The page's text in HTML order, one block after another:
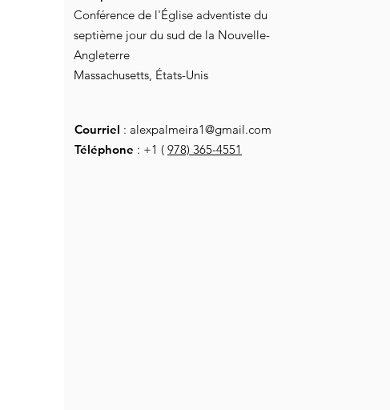
Conférence de l'Église adventiste du
septième jour du sud de la Nouvelle-
Angleterre
Massachusetts, États-Unis
Courriel : alexpalmeira1@gmail.com
Téléphone : +1 ( 978) 365-4551